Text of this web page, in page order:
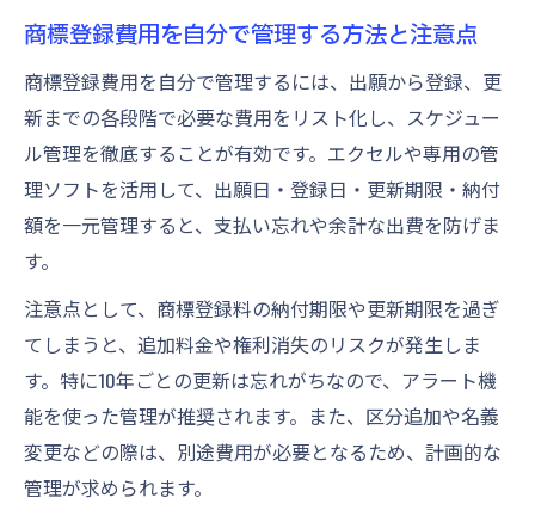
商標登録費用を自分で管理する方法と注意点
商標登録費用を自分で管理するには、出願から登録、更
新までの各段階で必要な費用をリスト化し、スケジュー
ル管理を徹底することが有効です。エクセルや専用の管
理ソフトを活用して、出願日・登録日・更新期限・納付
額を一元管理すると、支払い忘れや余計な出費を防げま
す。
注意点として、商標登録料の納付期限や更新期限を過ぎ
てしまうと、追加料金や権利消失のリスクが発生しま
す。特に10年ごとの更新は忘れがちなので、アラート機
能を使った管理が推奨されます。また、区分追加や名義
変更などの際は、別途費用が必要となるため、計画的な
管理が求められます。